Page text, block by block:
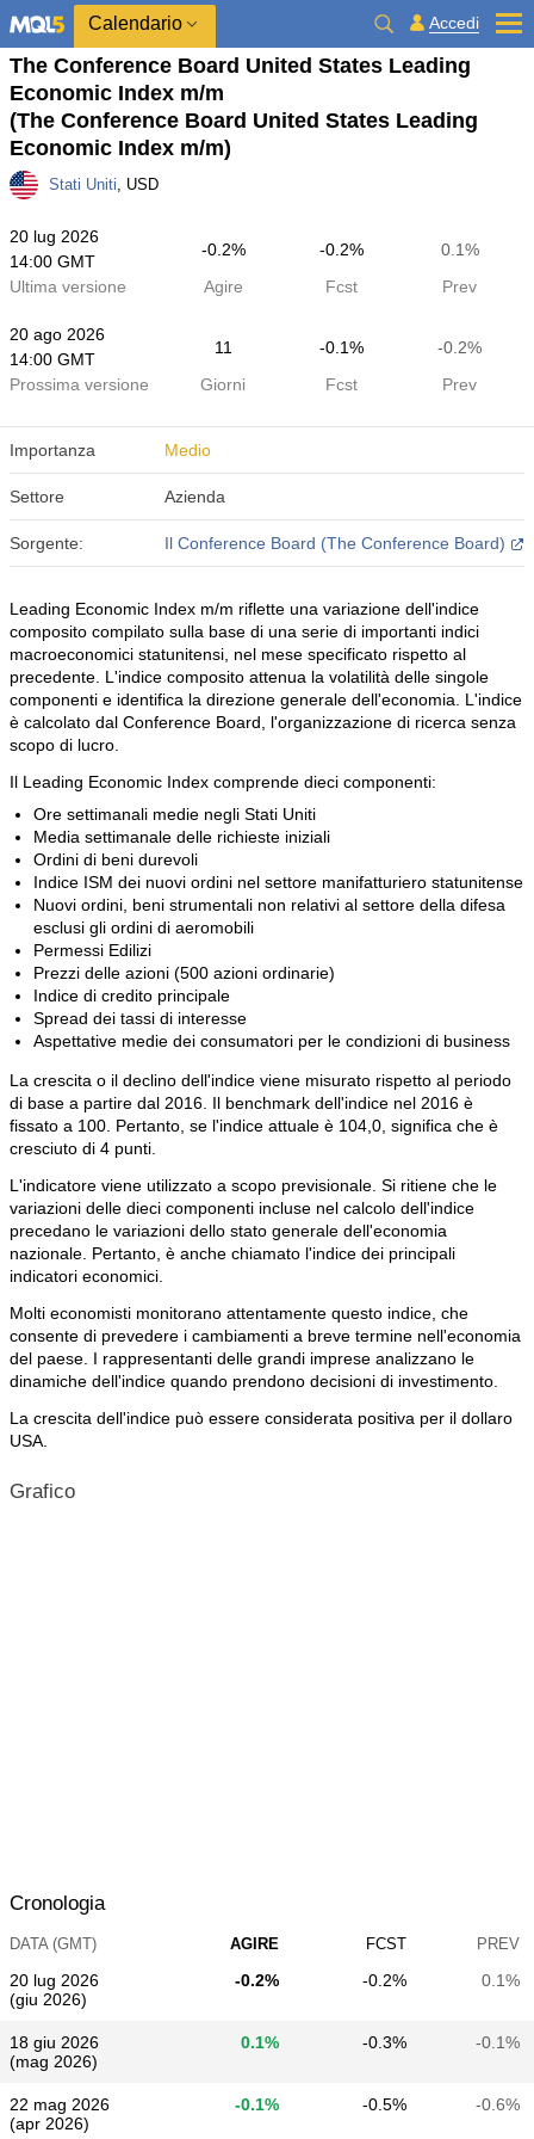
Calendario Accedi
The Conference Board United States Leading
Economic Index m/m
(The Conference Board United States Leading
Economic Index m/m)
Stati Uniti, USD
20 lug 2026
14:00 GMT
-0.2% -0.2%
0.1%
Ultima versione
Agire Fcst Prev
20 ago 2026
14:00 GMT
11 -0.1%
-0.2%
Prossima versione
Giorni Fcst Prev
Importanza Medio
Settore Azienda
Sorgente: Il Conference Board (The Conference Board)
Leading Economic Index m/m riflette una variazione dell'indice
composito compilato sulla base di una serie di importanti indici
macroeconomici statunitensi, nel mese specificato rispetto al
precedente. L'indice composito attenua la volatilità delle singole
componenti e identifica la direzione generale dell'economia. L'indice
è calcolato dal Conference Board, l'organizzazione di ricerca senza
scopo di lucro.
Il Leading Economic Index comprende dieci componenti:
Ore settimanali medie negli Stati Uniti
Media settimanale delle richieste iniziali
Ordini di beni durevoli
Indice ISM dei nuovi ordini nel settore manifatturiero statunitense
Nuovi ordini, beni strumentali non relativi al settore della difesa
esclusi gli ordini di aeromobili
Permessi Edilizi
Prezzi delle azioni (500 azioni ordinarie)
Indice di credito principale
Spread dei tassi di interesse
Aspettative medie dei consumatori per le condizioni di business
La crescita o il declino dell'indice viene misurato rispetto al periodo
di base a partire dal 2016. Il benchmark dell'indice nel 2016 è
fissato a 100. Pertanto, se l'indice attuale è 104,0, significa che è
cresciuto di 4 punti.
L'indicatore viene utilizzato a scopo previsionale. Si ritiene che le
variazioni delle dieci componenti incluse nel calcolo dell'indice
precedano le variazioni dello stato generale dell'economia
nazionale. Pertanto, è anche chiamato l'indice dei principali
indicatori economici.
Molti economisti monitorano attentamente questo indice, che
consente di prevedere i cambiamenti a breve termine nell'economia
del paese. I rappresentanti delle grandi imprese analizzano le
dinamiche dell'indice quando prendono decisioni di investimento.
La crescita dell'indice può essere considerata positiva per il dollaro
USA.
Grafico
Cronologia
DATA (GMT) AGIRE FCST PREV
20 lug 2026
(giu 2026)
-0.2% -0.2% 0.1%
18 giu 2026
(mag 2026)
0.1% -0.3% -0.1%
22 mag 2026
(apr 2026)
-0.1% -0.5% -0.6%